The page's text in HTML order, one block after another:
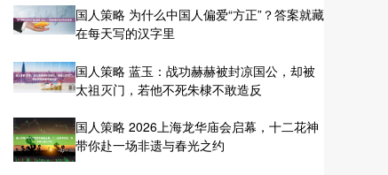
国人策略 为什么中国人偏爱“方正”？答案就藏
在每天写的汉字里
国人策略 蓝玉：战功赫赫被封凉国公，却被
太祖灭门，若他不死朱棣不敢造反
国人策略 2026上海龙华庙会启幕，十二花神
带你赴一场非遗与春光之约